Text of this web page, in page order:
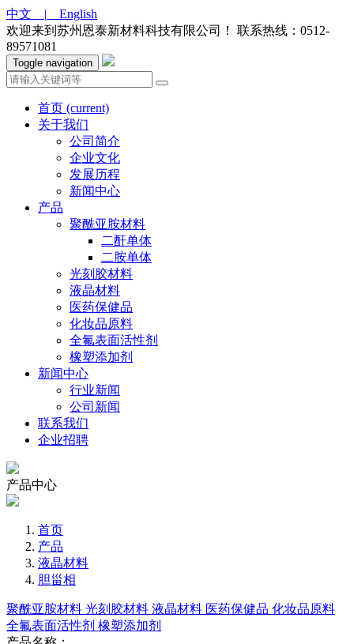
中文 | English
欢迎来到苏州恩泰新材料科技有限公司！
联系热线：0512-
89571081
Toggle navigation
首页 (current)
关于我们
公司简介
企业文化
发展历程
新闻中心
产品
聚酰亚胺材料
二酐单体
二胺单体
光刻胶材料
液晶材料
医药保健品
化妆品原料
全氟表面活性剂
橡塑添加剂
新闻中心
行业新闻
公司新闻
联系我们
企业招聘
产品中心
首页
产品
液晶材料
胆甾相
聚酰亚胺材料 光刻胶材料 液晶材料 医药保健品 化妆品原料
全氟表面活性剂 橡塑添加剂